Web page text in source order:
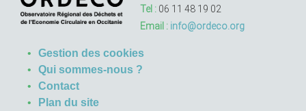
Tel : 06 11 48 19 02
Email : info@ordeco.org
Gestion des cookies
Qui sommes-nous ?
Contact
Plan du site